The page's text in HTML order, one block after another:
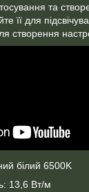
та
її для
створення
білий 6500K
13,6 Вт/м